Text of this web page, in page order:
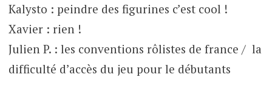
Kalysto : peindre des figurines c’est cool !
Xavier : rien !
Julien P. : les conventions rôlistes de france / la
difficulté d’accès du jeu pour le débutants